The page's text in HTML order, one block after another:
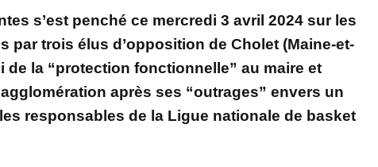
s’est penché ce mercredi 3 avril 2024 sur les
par trois élus d’opposition de Cholet (Maine-et-
de la “protection fonctionnelle” au maire et
après ses “outrages” envers un
responsables de la Ligue nationale de basket